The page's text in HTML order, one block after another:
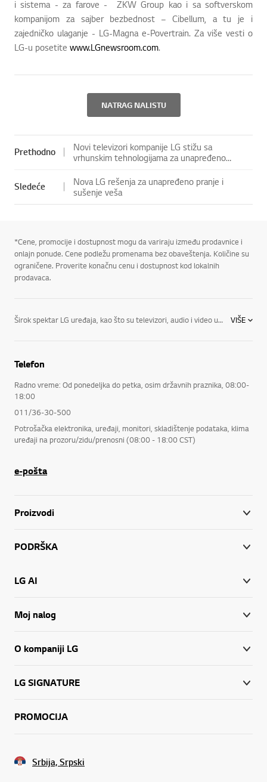
i sistema - za farove - ZKW Group kao i sa softverskom
kompanijom za sajber bezbednost – Cibellum, a tu je i
zajedničko ulaganje - LG-Magna e-Povertrain. Za više vesti o
LG-u posetite www.LGnewsroom.com.
NATRAG NALISTU
Prethodno
Novi televizori kompanije LG stižu sa
vrhunskim tehnologijama za unapređeno
Sledeće
Nova LG rešenja za unapređeno pranje i
sušenje veša
*Cene, promocije i dostupnost mogu da variraju između prodavnice i
onlajn ponude. Cene podležu promenama bez obaveštenja. Količine su
ograničene. Proverite konačnu cenu i dostupnost kod lokalnih
prodavaca.
Širok spektar LG uređaja, kao što su televizori, audio i video uređaji, kućni aparati, monitori, klima uređaji i notebook računari. Nije važno da li imate najnoviju tehnologiju, važno je vaše iskustvo korišćenja iste. Kao vodeći svetski proizvođač audio i video uređaja, kućnih aparata, IT, klima uređaja i proizvoda za poslovna rešenja, VIŠE
Telefon
Radno vreme: Od ponedeljka do petka, osim državnih praznika, 08:00-
18:00
011/36-30-500
Potrošačka elektronika, uređaji, monitori, skladištenje podataka, klima
uređaji na prozoru/zidu/prenosni (08:00 - 18:00 CST)
e-pošta
Proizvodi
PODRŠKA
LG AI
Moj nalog
O kompaniji LG
LG SIGNATURE
PROMOCIJA
Srbija, Srpski